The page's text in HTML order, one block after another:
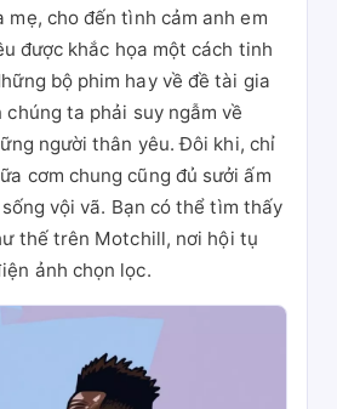
mẹ, cho đến tình cảm anh em
được khắc họa một cách tinh
bộ phim hay về đề tài gia
ta phải suy ngẫm về
người thân yêu. Đôi khi, chỉ
cơm chung cũng đủ sưởi ấm
vội vã. Bạn có thể tìm thấy
thế trên Motchill, nơi hội tụ
ảnh chọn lọc.